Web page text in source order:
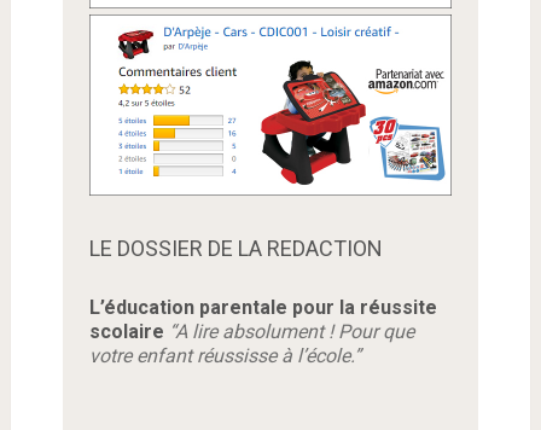
LE DOSSIER DE LA REDACTION
L’éducation parentale pour la réussite
scolaire “A lire absolument ! Pour que
votre enfant réussisse à l’école.”